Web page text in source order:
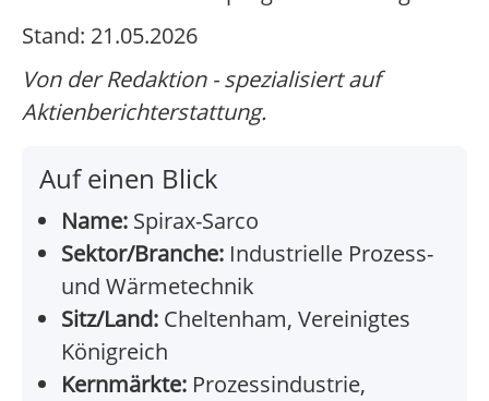
Stand: 21.05.2026
Von der Redaktion - spezialisiert auf
Aktienberichterstattung.
Auf einen Blick
Name: Spirax-Sarco
Sektor/Branche: Industrielle Prozess-
und Wärmetechnik
Sitz/Land: Cheltenham, Vereinigtes
Königreich
Kernmärkte: Prozessindustrie,